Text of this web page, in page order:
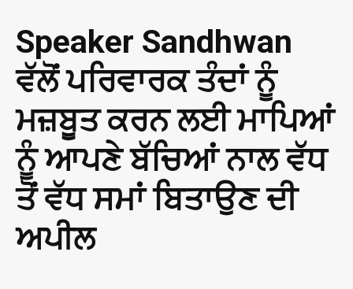
Speaker Sandhwan
ਵੱਲੋਂ ਪਰਿਵਾਰਕ ਤੰਦਾਂ ਨੂੰ
ਮਜ਼ਬੂਤ ਕਰਨ ਲਈ ਮਾਪਿਆਂ
ਨੂੰ ਆਪਣੇ ਬੱਚਿਆਂ ਨਾਲ ਵੱਧ
ਤੋਂ ਵੱਧ ਸਮਾਂ ਬਿਤਾਉਣ ਦੀ
ਅਪੀਲ